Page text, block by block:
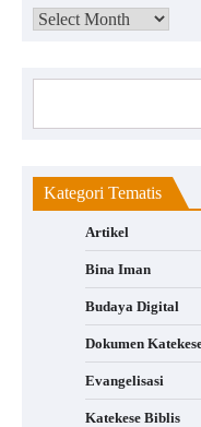
Kategori Tematis
Artikel
Bina Iman
Budaya Digital
Dokumen
Evangelisasi
Katekese Biblis